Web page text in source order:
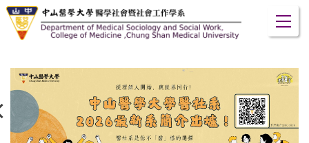
跳
到
容
區